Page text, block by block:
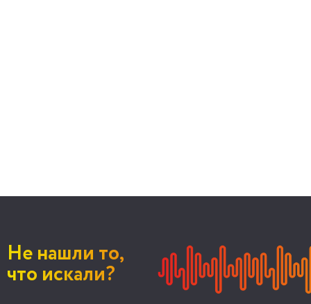
Не нашли то,
что искали?